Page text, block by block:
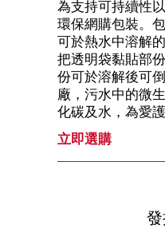
為支持可持續性
環保網購包裝。
可於熱水中溶解
把透明袋黏貼部
份可於溶解後可
廠，污水中的微
化碳及水，為愛
立即選購
發